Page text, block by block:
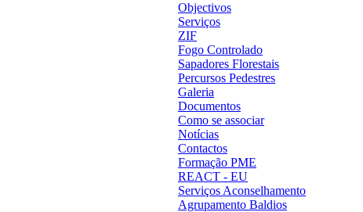
Objectivos
Serviços
ZIF
Fogo Controlado
Sapadores Florestais
Percursos Pedestres
Galeria
Documentos
Como se associar
Notícias
Contactos
Formação PME
REACT - EU
Serviços Aconselhamento
Agrupamento Baldios